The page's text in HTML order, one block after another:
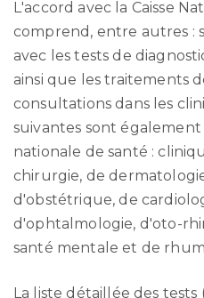
L'accord avec la Caisse
comprend, entre autres :
avec les tests de
ainsi que les traitements
consultations dans les
suivantes sont également
nationale de santé :
chirurgie, de
d'obstétrique, de
d'ophtalmologie, d'oto-
santé mentale et de
La liste détaillée des tests